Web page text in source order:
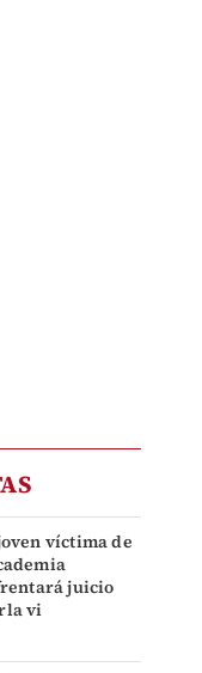
víctima de
juicio
vi